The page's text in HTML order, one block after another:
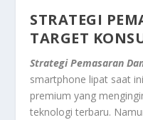
STRATEGI
TARGET
Strategi Pemasaran
smartphone lipat saat
premium yang
teknologi terbaru.